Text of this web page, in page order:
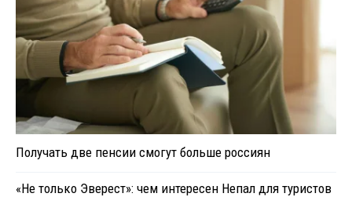
Получать две пенсии смогут больше россиян
«Не только Эверест»: чем интересен Непал для туристов